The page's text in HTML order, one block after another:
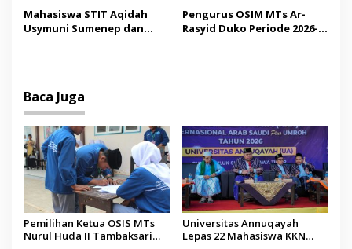
Operator Diaudit
Pendidikan Berbasis
Budaya
Mahasiswa STIT Aqidah
Usymuni Sumenep dan
Pengurus OSIM MTs Ar-
Rasyid Duko Periode 2026-
Baca Juga
Pemilihan Ketua OSIS MTs
Nurul Huda II Tambaksari
Universitas Annuqayah
Lepas 22 Mahasiswa KKN